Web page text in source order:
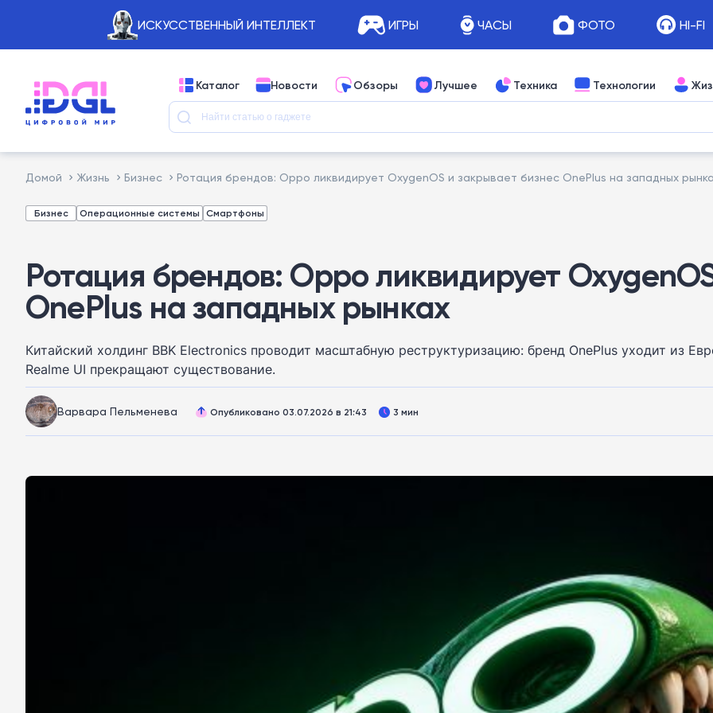
ИСКУССТВЕННЫЙ ИНТЕЛЛЕКТ ИГРЫ ЧАСЫ ФОТО HI-FI
Каталог Новости Обзоры Лучшее Техника Технологии
Домой Жизнь Бизнес Ротация брендов: Oppo ликвидирует OxygenOS и закрывает бизнес OnePlus на западных
Бизнес Операционные системы Смартфоны
Ротация брендов: Oppo ликвидирует
OnePlus на западных рынках
Китайский холдинг BBK Electronics проводит масштабную реструктуризацию: бренд OnePlus уходит из
Realme UI прекращают существование.
Варвара Пельменева Опубликовано 03.07.2026 в 21:43 3 мин